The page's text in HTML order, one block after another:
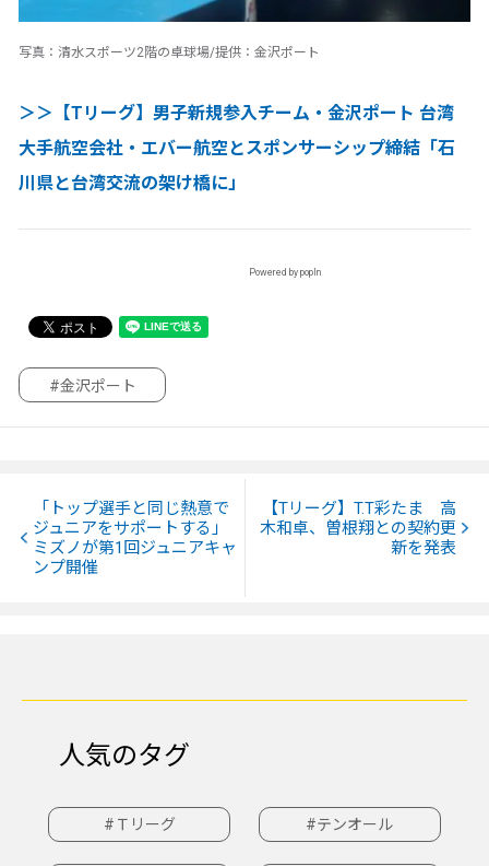
写真：清水スポーツ2階の卓球場/提供：金沢ポート
＞＞【Tリーグ】男子新規参入チーム・金沢ポート 台湾
大手航空会社・エバー航空とスポンサーシップ締結「石
川県と台湾交流の架け橋に」
Powered by popIn
#金沢ポート
「トップ選手と同じ熱意で
ジュニアをサポートする」
ミズノが第1回ジュニアキャ
ンプ開催
【Tリーグ】T.T彩たま 高
木和卓、曽根翔との契約更
新を発表
人気のタグ
#Ｔリーグ #テンオール